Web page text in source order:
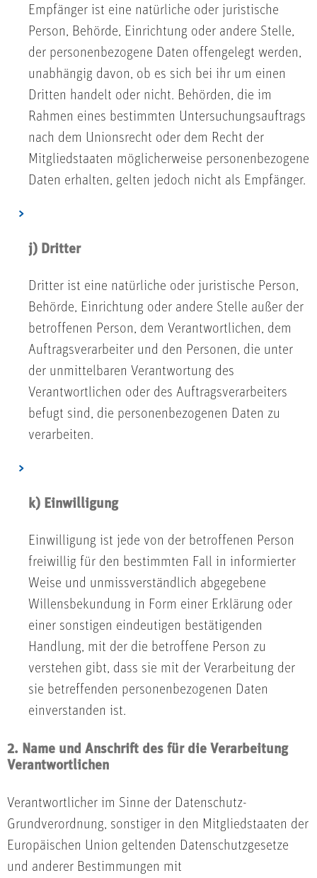
Empfänger ist eine natürliche oder juristische
Person, Behörde, Einrichtung oder andere Stelle,
der personenbezogene Daten offengelegt werden,
unabhängig davon, ob es sich bei ihr um einen
Dritten handelt oder nicht. Behörden, die im
Rahmen eines bestimmten Untersuchungsauftrags
nach dem Unionsrecht oder dem Recht der
Mitgliedstaaten möglicherweise personenbezogene
Daten erhalten, gelten jedoch nicht als Empfänger.
j) Dritter
Dritter ist eine natürliche oder juristische Person,
Behörde, Einrichtung oder andere Stelle außer der
betroffenen Person, dem Verantwortlichen, dem
Auftragsverarbeiter und den Personen, die unter
der unmittelbaren Verantwortung des
Verantwortlichen oder des Auftragsverarbeiters
befugt sind, die personenbezogenen Daten zu
verarbeiten.
k) Einwilligung
Einwilligung ist jede von der betroffenen Person
freiwillig für den bestimmten Fall in informierter
Weise und unmissverständlich abgegebene
Willensbekundung in Form einer Erklärung oder
einer sonstigen eindeutigen bestätigenden
Handlung, mit der die betroffene Person zu
verstehen gibt, dass sie mit der Verarbeitung der
sie betreffenden personenbezogenen Daten
einverstanden ist.
2. Name und Anschrift des für die Verarbeitung
Verantwortlichen
Verantwortlicher im Sinne der Datenschutz-
Grundverordnung, sonstiger in den Mitgliedstaaten der
Europäischen Union geltenden Datenschutzgesetze
und anderer Bestimmungen mit